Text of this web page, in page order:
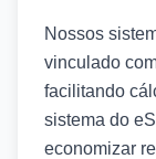
Nossos
vinculado
facilitando
sistema do
economizar